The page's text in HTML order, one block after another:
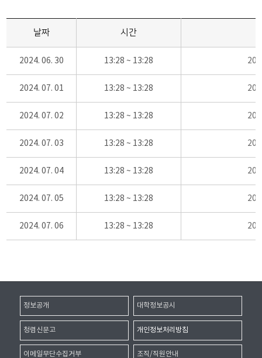
날짜 시간
2024. 06. 30 13:28 ~ 13:28
2024. 07. 01 13:28 ~ 13:28
2024. 07. 02 13:28 ~ 13:28
2024. 07. 03 13:28 ~ 13:28
2024. 07. 04 13:28 ~ 13:28
2024. 07. 05 13:28 ~ 13:28
2024. 07. 06 13:28 ~ 13:28
정보공개 대학정보공시
청렴신문고 개인정보처리방침
이메일무단수집거부 조직/직원안내